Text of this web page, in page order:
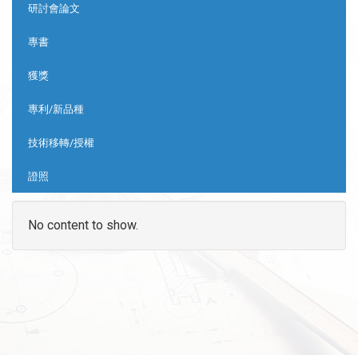
研討會論文
專書
獲獎
專利/新品種
技術移轉/授權
證照
No content to show.